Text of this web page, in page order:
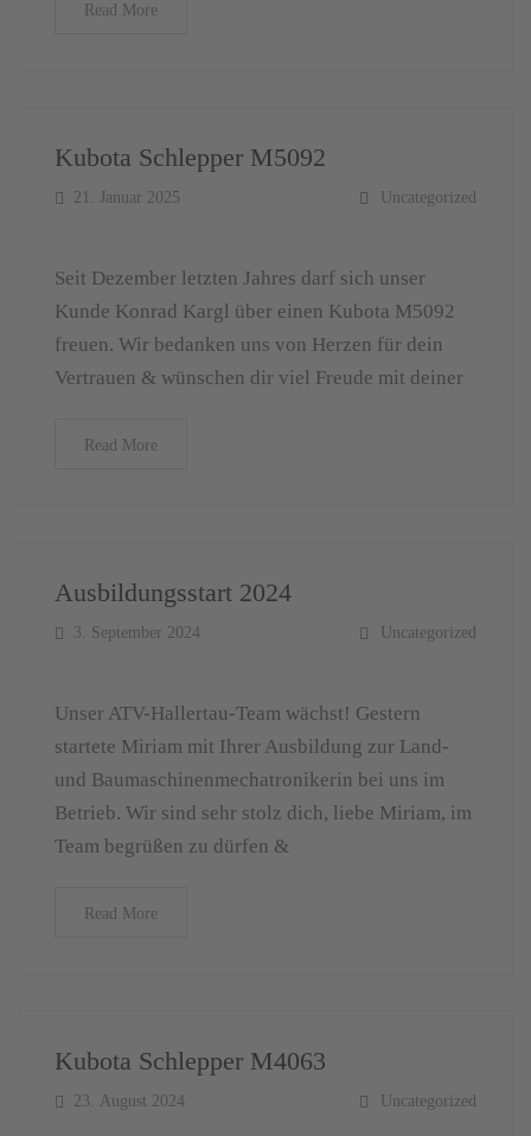
Read More
Kubota Schlepper M5092
21. Januar 2025 Uncategorized
Seit Dezember letzten Jahres darf sich unser
Kunde Konrad Kargl über einen Kubota M5092
freuen. Wir bedanken uns von Herzen für dein
Vertrauen & wünschen dir viel Freude mit deiner
Read More
Ausbildungsstart 2024
3. September 2024 Uncategorized
Unser ATV-Hallertau-Team wächst! Gestern
startete Miriam mit Ihrer Ausbildung zur Land-
und Baumaschinenmechatronikerin bei uns im
Betrieb. Wir sind sehr stolz dich, liebe Miriam, im
Team begrüßen zu dürfen &
Read More
Kubota Schlepper M4063
23. August 2024 Uncategorized